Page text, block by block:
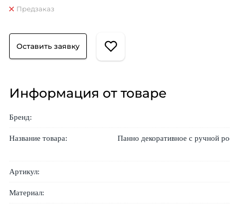
Предзаказ
Оставить заявку
Информация от товаре
Бренд:
Название товара: Панно декоративное с ручной
Артикул:
Материал: